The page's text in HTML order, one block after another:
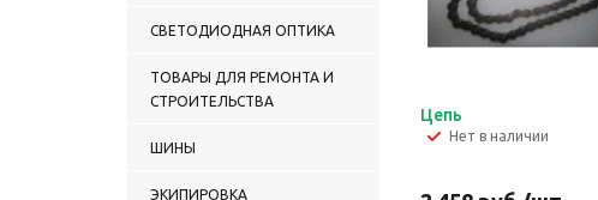
СВЕТОДИОДНАЯ ОПТИКА
ТОВАРЫ ДЛЯ РЕМОНТА И
СТРОИТЕЛЬСТВА
ШИНЫ
ЭКИПИРОВКА
Цепь
Нет в наличии